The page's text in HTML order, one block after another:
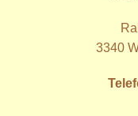
3340